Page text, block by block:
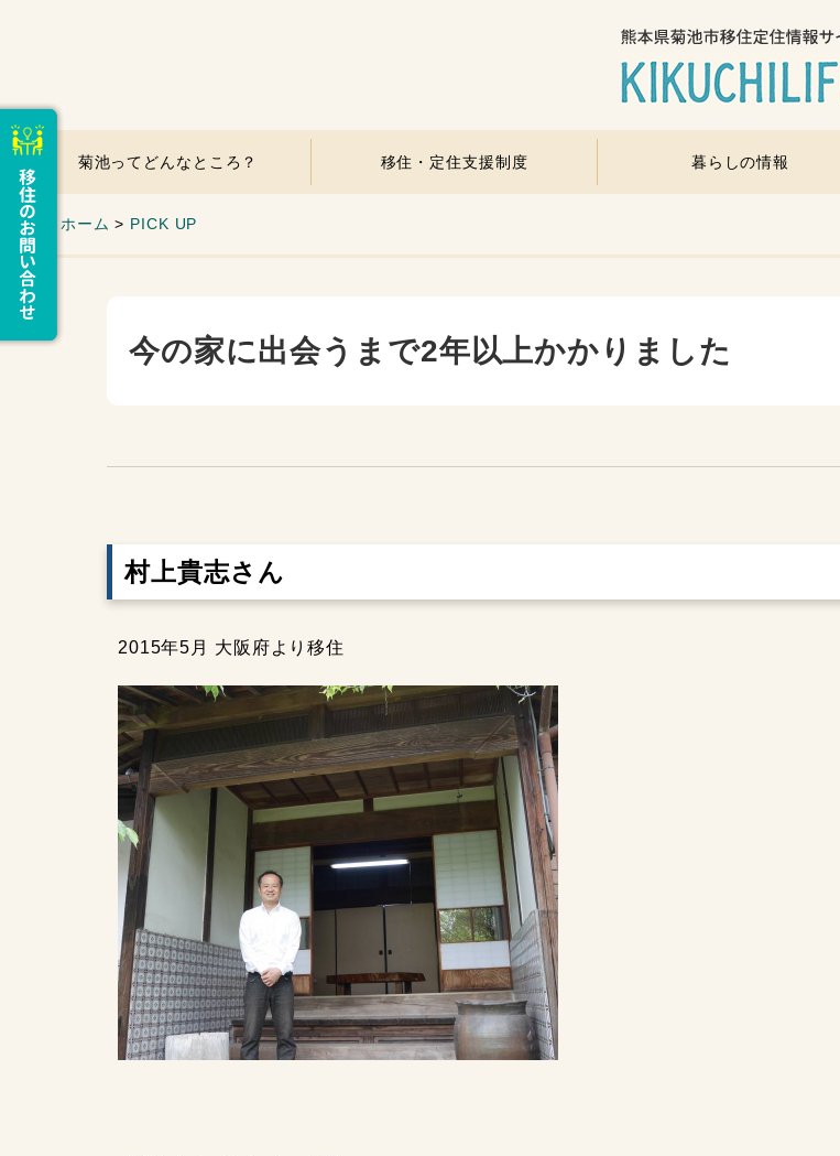
菊池ってどんなところ？ 移住・定住支援制度 暮らしの情報
ホーム > PICK UP
今の家に出会うまで2年以上かかりました
村上貴志さん
2015年5月 大阪府より移住